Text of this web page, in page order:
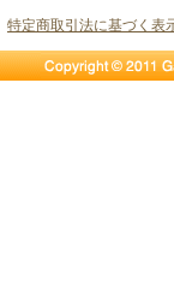
特定商取引法に基づく表